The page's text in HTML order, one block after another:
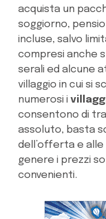
acquista un
soggiorno,
incluse, salvo
compresi anche
serali ed alcune
villaggio in cui si
numerosi i
consentono di
assoluto, basta
dell’offerta e alle
genere i prezzi
convenienti.